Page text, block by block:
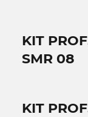
KIT
SMR 08
KIT